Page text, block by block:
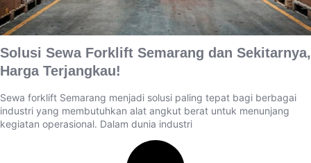
Solusi Sewa Forklift Semarang dan Sekitarnya,
Harga Terjangkau!
Sewa forklift Semarang menjadi solusi paling tepat bagi berbagai
industri yang membutuhkan alat angkut berat untuk menunjang
kegiatan operasional. Dalam dunia industri